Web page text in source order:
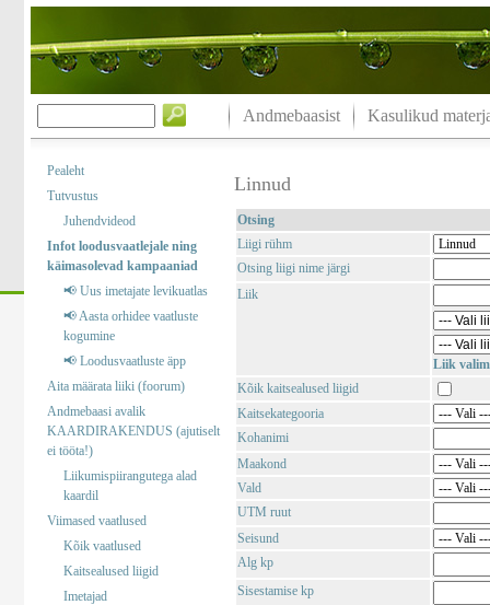
Andmebaasist Kasulikud
Pealeht
Tutvustus
Juhendvideod
Infot loodusvaatlejale ning
käimasolevad kampaaniad
📢 Uus imetajate levikuatlas
📢 Aasta orhidee vaatluste
kogumine
📢 Loodusvaatluste äpp
Aita määrata liiki (foorum)
Andmebaasi avalik
KAARDIRAKENDUS (ajutiselt
ei tööta!)
Liikumispiirangutega alad
kaardil
Viimased vaatlused
Kõik vaatlused
Kaitsealused liigid
Imetajad
Linnud
Otsing
Liigi rühm
Otsing liigi nime järgi
Liik
Liik
Kõik kaitsealused liigid
Kaitsekategooria
Kohanimi
Maakond
Vald
UTM ruut
Seisund
Alg kp
Sisestamise kp